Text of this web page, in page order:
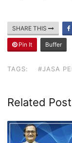
SHARE THIS
Pin It Buffer
TAGS: #JASA
Related